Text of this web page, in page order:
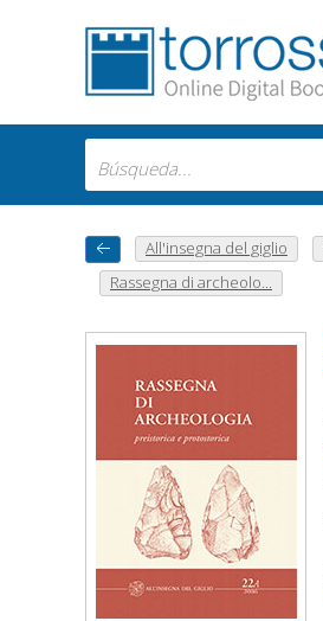
All'insegna del giglio
Rassegna di archeolo...